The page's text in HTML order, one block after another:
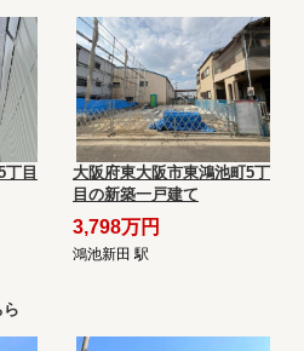
丁目
大阪府東大阪市東鴻池町5丁
目の新築一戸建て
3,798万円
鴻池新田 駅